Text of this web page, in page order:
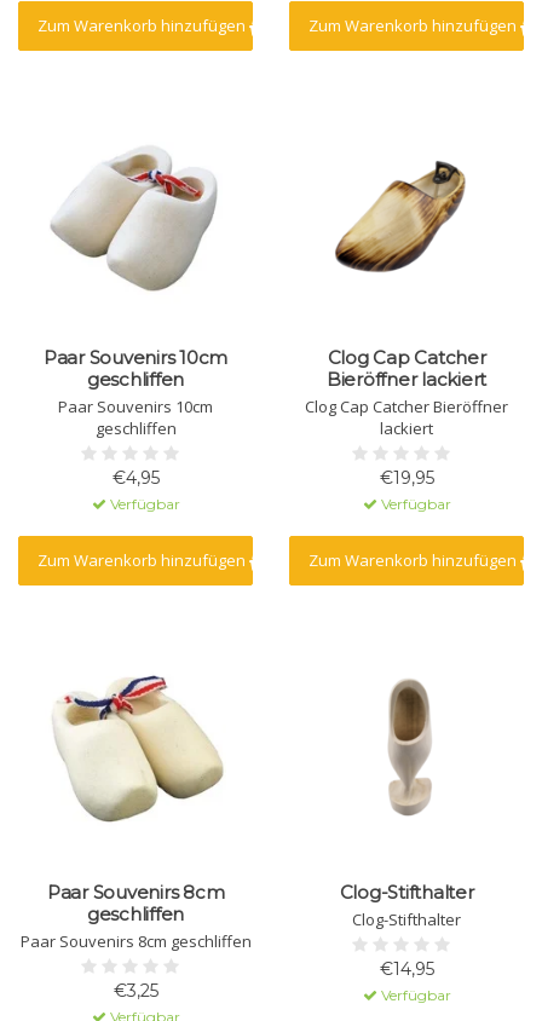
Zum Warenkorb hinzufügen Zum Warenkorb hinzufügen
Paar Souvenirs 10cm
geschliffen
Paar Souvenirs 10cm
geschliffen
€4,95
Verfügbar
Zum Warenkorb hinzufügen
Clog Cap Catcher
Bieröffner lackiert
Clog Cap Catcher Bieröffner
lackiert
€19,95
Verfügbar
Zum Warenkorb hinzufügen
Paar Souvenirs 8cm
geschliffen
Paar Souvenirs 8cm geschliffen
€3,25
Verfügbar
Clog-Stifthalter
Clog-Stifthalter
€14,95
Verfügbar